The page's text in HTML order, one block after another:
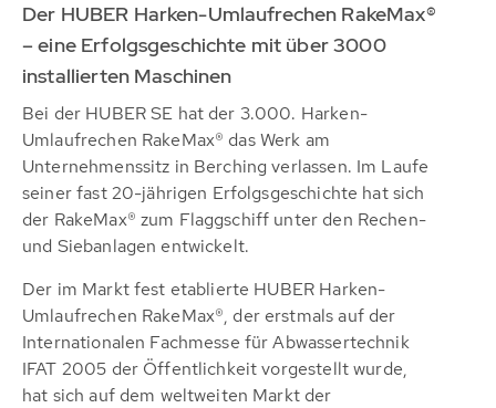
Der HUBER Harken-Umlaufrechen RakeMax®
– eine Erfolgsgeschichte mit über 3000
installierten Maschinen
Bei der HUBER SE hat der 3.000. Harken-
Umlaufrechen RakeMax® das Werk am
Unternehmenssitz in Berching verlassen. Im Laufe
seiner fast 20-jährigen Erfolgsgeschichte hat sich
der RakeMax® zum Flaggschiff unter den Rechen-
und Siebanlagen entwickelt.
Der im Markt fest etablierte HUBER Harken-
Umlaufrechen RakeMax®, der erstmals auf der
Internationalen Fachmesse für Abwassertechnik
IFAT 2005 der Öffentlichkeit vorgestellt wurde,
hat sich auf dem weltweiten Markt der